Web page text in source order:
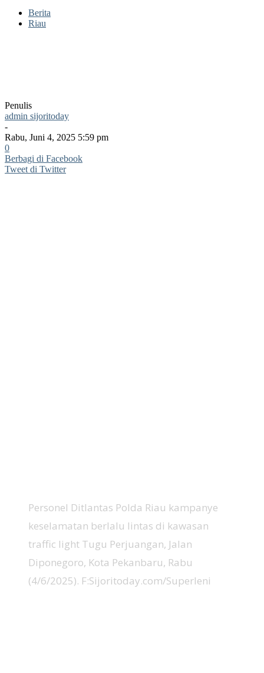
Berita
Riau
Penulis
admin sijoritoday
-
Rabu, Juni 4, 2025 5:59 pm
0
Berbagi di Facebook
Tweet di Twitter
Personel Ditlantas Polda Riau kampanye
keselamatan berlalu lintas di kawasan
traffic light Tugu Perjuangan, Jalan
Diponegoro, Kota Pekanbaru, Rabu
(4/6/2025). F:Sijoritoday.com/Superleni